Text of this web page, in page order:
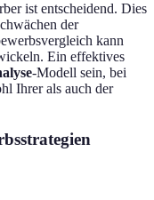
ist entscheidend. Dies
der
kann
Ein effektives
-Modell sein, bei
Ihrer als auch der